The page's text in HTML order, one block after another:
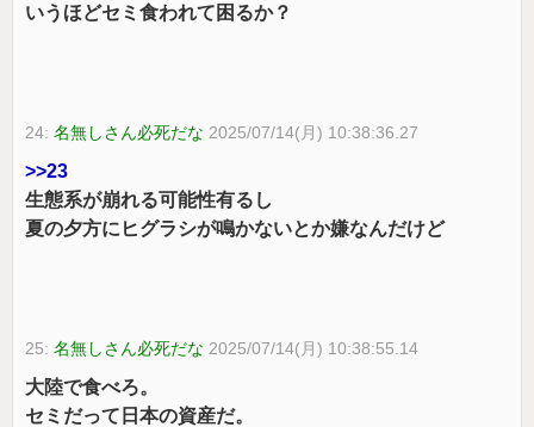
いうほどセミ食われて困るか？
24:名無しさん必死だな 2025/07/14(月) 10:38:36.27
>>23
生態系が崩れる可能性有るし
夏の夕方にヒグラシが鳴かないとか嫌なんだけど
25:名無しさん必死だな 2025/07/14(月) 10:38:55.14
大陸で食べろ。
セミだって日本の資産だ。